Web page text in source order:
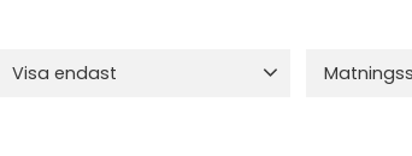
Visa endast